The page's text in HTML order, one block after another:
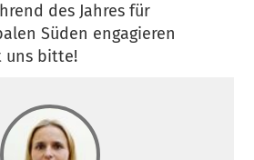
des Jahres für
Süden engagieren
uns bitte!